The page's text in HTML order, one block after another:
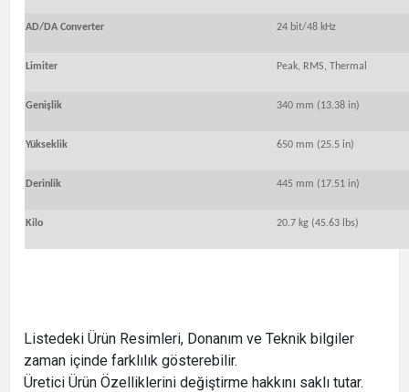
AD/DA Converter 24 bit/48 kHz
Limiter Peak, RMS, Thermal
Genişlik 340 mm (13.38 in)
Yükseklik 650 mm (25.5 in)
Derinlik 445 mm (17.51 in)
Kilo 20.7 kg (45.63 lbs)
Listedeki Ürün Resimleri, Donanım ve Teknik bilgiler
zaman içinde farklılık gösterebilir.
Üretici Ürün Özelliklerini değiştirme hakkını saklı tutar.